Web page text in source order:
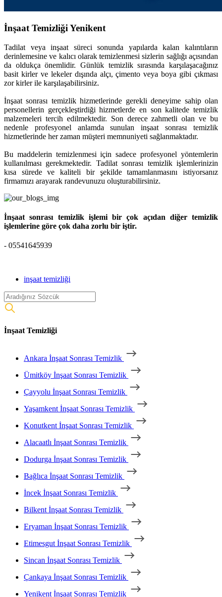
İnşaat Temizliği Yenikent
Tadilat veya inşaat süreci sonunda yapılarda kalan kalıntıların
derinlemesine ve kalıcı olarak temizlenmesi sizlerin sağlığı açısından
da oldukça önemlidir. Günlük temizlik sırasında karşılaşacağınız
basit kirler ve lekeler dışında alçı, çimento veya boya gibi çıkması
zor kirler ile karşılaşabilirsiniz.
İnşaat sonrası temizlik hizmetlerinde gerekli deneyime sahip olan
personellerin gerçekleştirdiği hizmetlerde en son kalitede temizlik
malzemeleri tercih edilmektedir. Son derece zahmetli olan ve bu
nedenle profesyonel anlamda sunulan inşaat sonrası temizlik
hizmetlerinde her zaman müşteri memnuniyeti sağlanmaktadır.
Bu maddelerin temizlenmesi için sadece profesyonel yöntemlerin
kullanılması gerekmektedir. Tadilat sonrası temizlik işlemlerinizin
kısa sürede ve kaliteli bir şekilde tamamlanmasını istiyorsanız
firmamızı arayarak randevunuzu oluşturabilirsiniz.
İnşaat sonrası temizlik işlemi bir çok açıdan diğer temizlik
işlemlerine göre çok daha zorlu bir iştir.
- 05541645939
inşaat temizliği
İnşaat Temizliği
Ankara İnşaat Sonrası Temizlik
Ümitköy İnşaat Sonrası Temizlik
Çayyolu İnşaat Sonrası Temizlik
Yaşamkent İnşaat Sonrası Temizlik
Konutkent İnşaat Sonrası Temizlik
Alacaatlı İnşaat Sonrası Temizlik
Dodurga İnşaat Sonrası Temizlik
Bağlıca İnşaat Sonrası Temizlik
İncek İnşaat Sonrası Temizlik
Bilkent İnşaat Sonrası Temizlik
Eryaman İnşaat Sonrası Temizlik
Etimesgut İnşaat Sonrası Temizlik
Sincan İnşaat Sonrası Temizlik
Çankaya İnşaat Sonrası Temizlik
Yenikent İnşaat Sonrası Temizlik